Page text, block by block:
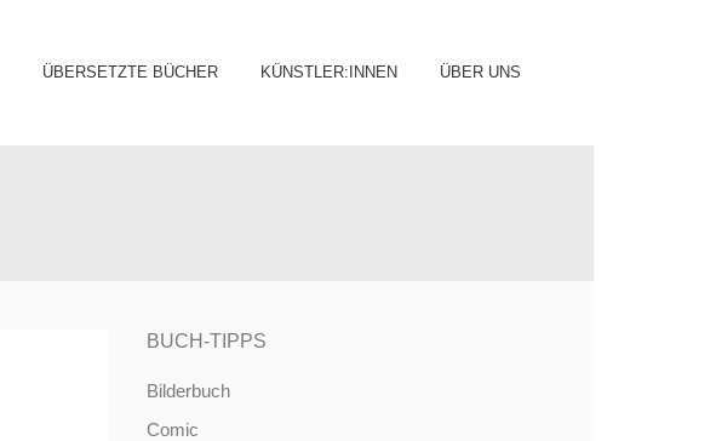
Skip
ÜBERSETZTE BÜCHER KÜNSTLER:INNEN ÜBER UNS
BUCH-TIPPS
Bilderbuch
Comic